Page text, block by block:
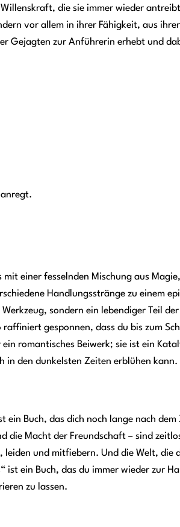
die sie immer wieder
vor allem in ihrer Fähigkeit, aus
Gejagten zur Anführerin erhebt und
einer fesselnden Mischung aus
Handlungsstränge zu einem
sondern ein lebendiger Teil
gesponnen, dass du bis zum
romantisches Beiwerk; sie ist ein
in den dunkelsten Zeiten erblühen kann.
ein Buch, das dich noch lange nach dem
die Macht der Freundschaft – sind
leiden und mitfiebern. Und die Welt, die
ist ein Buch, das du immer wieder zur
zu lassen.